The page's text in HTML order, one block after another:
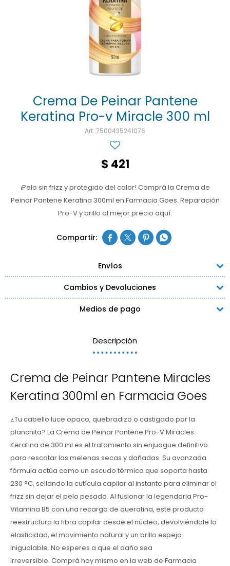
Crema De Peinar Pantene
Keratina Pro-v Miracle 300 ml
7500435241076
$ 421
¡Pelo sin frizz y protegido del calor! Comprá la Crema de
Peinar Pantene Keratina 300ml en Farmacia Goes. Reparación
Pro-V y brillo al mejor precio aquí.
   
Envíos
Cambios y Devoluciones
Medios de pago
Descripción
Crema de Peinar Pantene Miracles
Keratina 300ml en Farmacia Goes
¿Tu cabello luce opaco, quebradizo o castigado por la
planchita? La Crema de Peinar Pantene Pro-V Miracles
Keratina de 300 ml es el tratamiento sin enjuague definitivo
para rescatar las melenas secas y dañadas. Su avanzada
fórmula actúa como un escudo térmico que soporta hasta
230 °C, sellando la cutícula capilar al instante para eliminar el
frizz sin dejar el pelo pesado. Al fusionar la legendaria Pro-
Vitamina B5 con una recarga de queratina, este producto
reestructura la fibra capilar desde el núcleo, devolviéndole la
elasticidad, el movimiento natural y un brillo espejo
inigualable. No esperes a que el daño sea
irreversible. Comprá hoy mismo en la web de Farmacia
Test de autodiagnóstico
Productos fraccionados
Salud sexual y reproductiva
Alimentación